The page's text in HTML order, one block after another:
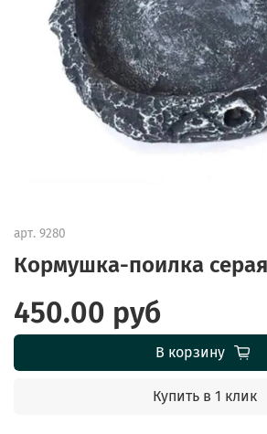
арт. 9280
Кормушка-поилка серая
450.00 руб
В корзину
Купить в 1 клик